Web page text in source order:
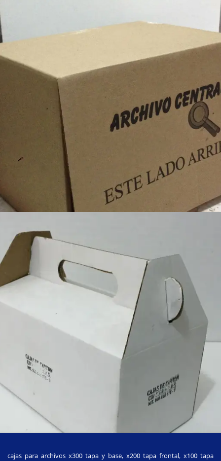
cajas para archivos x300 tapa y base, x200 tapa frontal, x100 tapa